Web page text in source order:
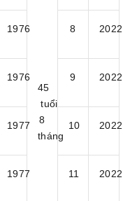
45
tuổi
8
tháng
1976 8 2022
1976 9 2022
1977 10 2022
1977 11 2022